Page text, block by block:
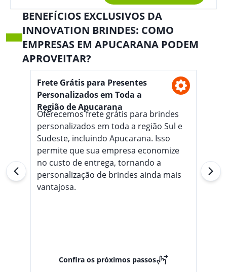
BENEFÍCIOS EXCLUSIVOS DA
INNOVATION BRINDES: COMO
EMPRESAS EM APUCARANA PODEM
APROVEITAR?
Frete Grátis para Presentes
Personalizados em Toda a
Região de Apucarana
Oferecemos frete grátis para brindes
personalizados em toda a região Sul e
Sudeste, incluindo Apucarana. Isso
permite que sua empresa economize
no custo de entrega, tornando a
personalização de brindes ainda mais
vantajosa.
Confira os próximos passos